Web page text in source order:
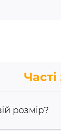
розмір?